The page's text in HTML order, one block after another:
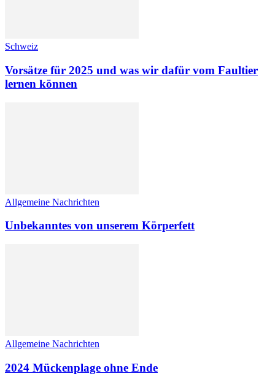
Schweiz
Vorsätze für 2025 und was wir dafür vom Faultier
lernen können
Allgemeine Nachrichten
Unbekanntes von unserem Körperfett
Allgemeine Nachrichten
2024 Mückenplage ohne Ende